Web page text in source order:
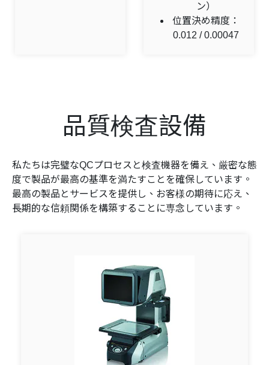
ン）
位置決め精度：
0.012 / 0.00047
品質検査設備
私たちは完璧なQCプロセスと検査機器を備え、厳密な態
度で製品が最高の基準を満たすことを確保しています。
最高の製品とサービスを提供し、お客様の期待に応え、
長期的な信頼関係を構築することに専念しています。